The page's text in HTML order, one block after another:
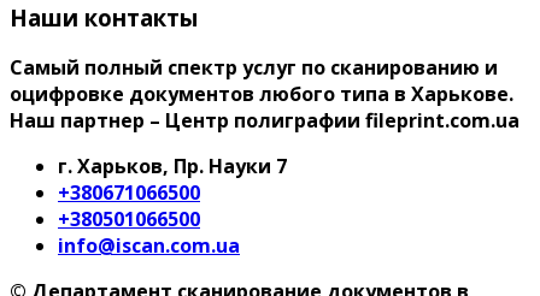
Наши контакты
Самый полный спектр услуг по сканированию и
оцифровке документов любого типа в Харькове.
Наш партнер – Центр полиграфии fileprint.com.ua
г. Харьков, Пр. Науки 7
+380671066500
+380501066500
info@iscan.com.ua